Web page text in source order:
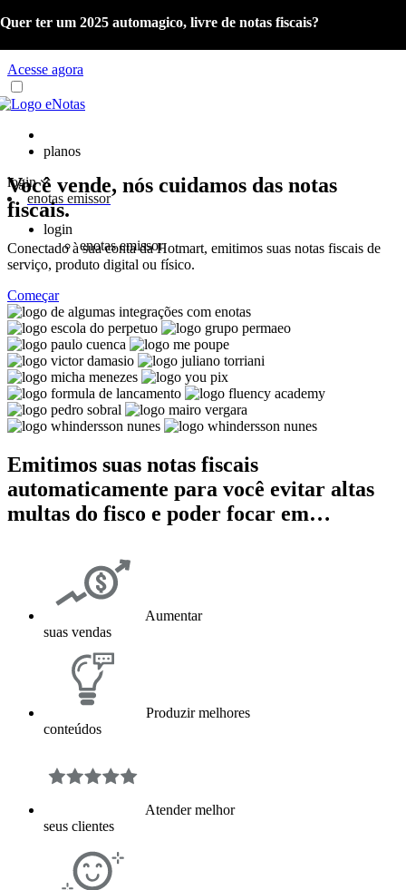
Já é cliente eNotas? Acesse o material com as orientações sobre a
Acesse agora
Quer ter um 2025 automagico, livre de notas fiscais?
planos
login
enotas emissor
login
enotas emissor
Você vende, nós cuidamos das notas
fiscais.
Conectado à sua conta da Hotmart, emitimos suas notas fiscais de
serviço, produto digital ou físico.
Começar
Emitimos suas notas fiscais
automaticamente para você evitar altas
multas do fisco e poder focar em…
Aumentar
suas vendas
Produzir melhores
conteúdos
Atender melhor
seus clientes